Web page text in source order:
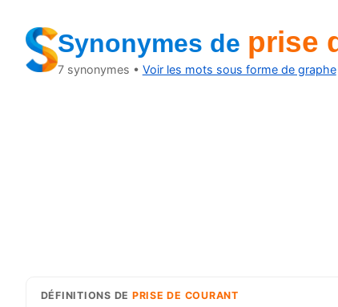
Synonymes de prise
7synonymes • Voir les mots sous forme de graphe
DÉFINITIONS DE PRISE DE COURANT